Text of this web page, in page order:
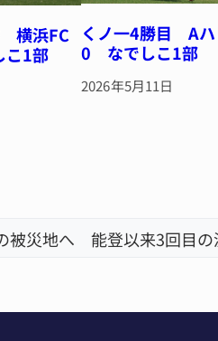
横浜FC
1部
くノ一4勝目 A
0 なでしこ1部
2026年5月11日
派遣 「息子が妊娠